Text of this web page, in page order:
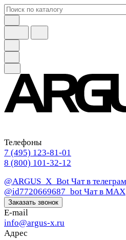
Телефоны
7 (495) 123-81-01
8 (800) 101-32-12
@ARGUS_X_Bot Чат в
@id7720669687_bot Чат в МАХ
Заказать звонок
E-mail
info@argus-x.ru
Адрес